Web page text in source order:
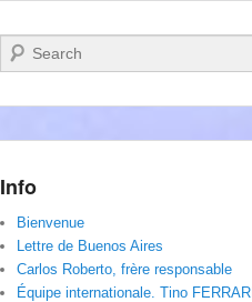
Recherche
Info
Bienvenue
Lettre de Buenos Aires
Carlos Roberto, frère responsable
Équipe internationale. Tino FERRARI